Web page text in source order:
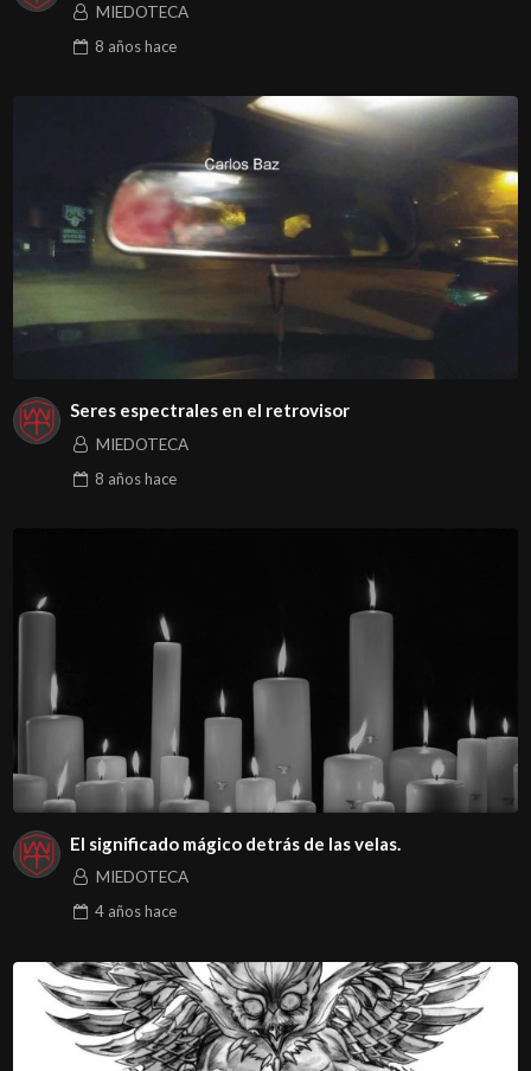
MIEDOTECA
8 añoshace
Seres espectrales en el retrovisor
MIEDOTECA
8 añoshace
El significado mágico detrás de las velas.
MIEDOTECA
4 añoshace